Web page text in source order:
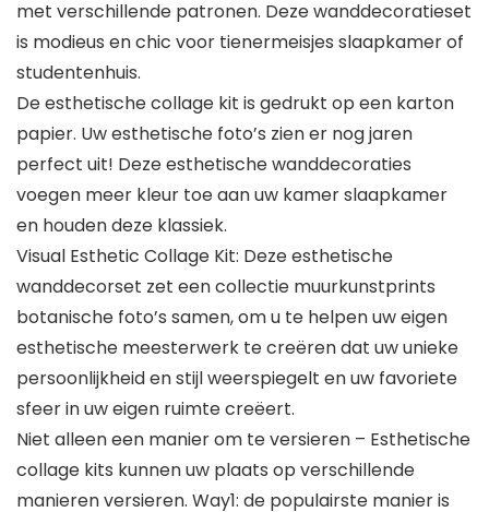
met verschillende patronen. Deze wanddecoratieset
is modieus en chic voor tienermeisjes slaapkamer of
studentenhuis.
De esthetische collage kit is gedrukt op een karton
papier. Uw esthetische foto’s zien er nog jaren
perfect uit! Deze esthetische wanddecoraties
voegen meer kleur toe aan uw kamer slaapkamer
en houden deze klassiek.
Visual Esthetic Collage Kit: Deze esthetische
wanddecorset zet een collectie muurkunstprints
botanische foto’s samen, om u te helpen uw eigen
esthetische meesterwerk te creëren dat uw unieke
persoonlijkheid en stijl weerspiegelt en uw favoriete
sfeer in uw eigen ruimte creëert.
Niet alleen een manier om te versieren – Esthetische
collage kits kunnen uw plaats op verschillende
manieren versieren. Way1: de populairste manier is